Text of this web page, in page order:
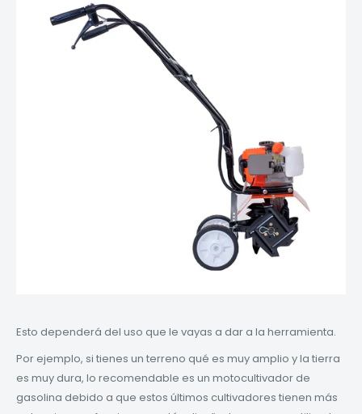
Esto dependerá del uso que le vayas a dar a la herramienta.
Por ejemplo, si tienes un terreno qué es muy amplio y la tierra
es muy dura, lo recomendable es un motocultivador de
gasolina debido a que estos últimos cultivadores tienen más